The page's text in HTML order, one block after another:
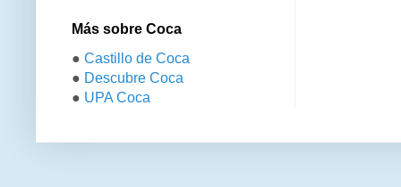
Más sobre Coca
● Castillo de Coca
● Descubre Coca
● UPA Coca